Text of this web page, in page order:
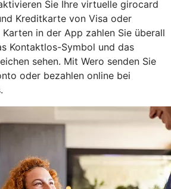
Sie Ihre virtuelle girocard
Kreditkarte von Visa oder
in der App zahlen Sie überall
Kontaktlos-Symbol und das
sehen. Mit Wero senden Sie
oder bezahlen online bei